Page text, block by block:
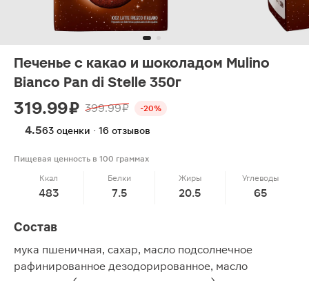
Печенье с какао и шоколадом Mulino
Bianco Pan di Stelle 350г
319.99 ₽ 399.99 ₽ -20%
4.563 оценки · 16 отзывов
Пищевая ценность в 100 граммах
Ккал
483
Белки
7.5
Жиры
20.5
Углеводы
65
Состав
мука пшеничная, сахар, масло подсолнечное
рафинированное дезодорированное, масло